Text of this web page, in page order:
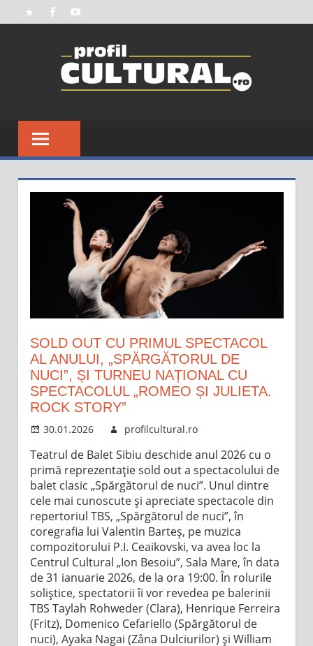
SOLD OUT CU PRIMUL SPECTACOL
AL ANULUI, „SPĂRGĂTORUL DE
NUCI”, ȘI TURNEU NAȚIONAL CU
SPECTACOLUL „ROMEO ȘI JULIETA.
ROCK STORY”
30.01.2026 profilcultural.ro
Teatrul de Balet Sibiu deschide anul 2026 cu o
primă reprezentație sold out a spectacolului de
balet clasic „Spărgătorul de nuci”. Unul dintre
cele mai cunoscute și apreciate spectacole din
repertoriul TBS, „Spărgătorul de nuci”, în
coregrafia lui Valentin Barteș, pe muzica
compozitorului P.I. Ceaikovski, va avea loc la
Centrul Cultural „Ion Besoiu”, Sala Mare, în data
de 31 ianuarie 2026, de la ora 19:00. În rolurile
soliștice, spectatorii îi vor revedea pe balerinii
TBS Taylah Rohweder (Clara), Henrique Ferreira
(Fritz), Domenico Cefariello (Spărgătorul de
nuci), Ayaka Nagai (Zâna Dulciurilor) și William